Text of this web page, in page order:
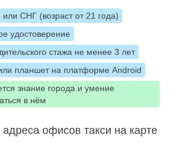
СНГ (возраст от 21 года)
удостоверение
стажа не менее 3 лет
планшет на платформе Android
знание города и умение
в нём
адреса офисов такси на карте